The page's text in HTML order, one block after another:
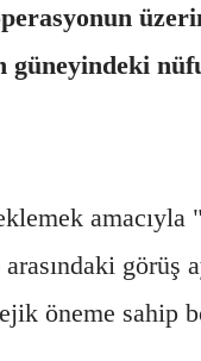
amacıyla "
görüş
öneme sahip